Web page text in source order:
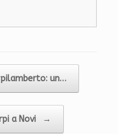
un…
a Novi →